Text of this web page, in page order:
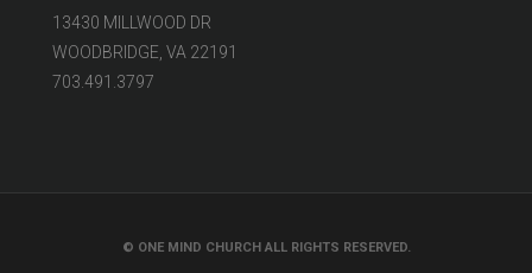
13430 MILLWOOD DR
WOODBRIDGE, VA 22191
703.491.3797
© ONE MIND CHURCH ALL RIGHTS RESERVED.